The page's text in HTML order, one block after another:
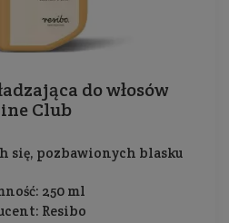
do włosów
Club
się, pozbawionych blasku
250 ml
Resibo